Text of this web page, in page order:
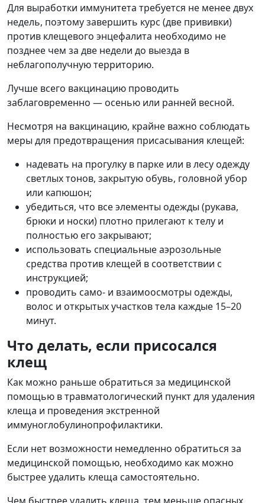
Для выработки иммунитета требуется не менее двух
недель, поэтому завершить курс (две прививки)
против клещевого энцефалита необходимо не
позднее чем за две недели до выезда в
неблагополучную территорию.
Лучше всего вакцинацию проводить
заблаговременно — осенью или ранней весной.
Несмотря на вакцинацию, крайне важно соблюдать
меры для предотвращения присасывания клещей:
надевать на прогулку в парке или в лесу одежду
светлых тонов, закрытую обувь, головной убор
или капюшон;
убедиться, что все элементы одежды (рукава,
брюки и носки) плотно прилегают к телу и
полностью его закрывают;
использовать специальные аэрозольные
средства против клещей в соответствии с
инструкцией;
проводить само- и взаимоосмотры одежды,
волос и открытых участков тела каждые 15–20
минут.
Что делать, если присосался
клещ
Как можно раньше обратиться за медицинской
помощью в травматологический пункт для удаления
клеща и проведения экстренной
иммуноглобулинопрофилактики.
Если нет возможности немедленно обратиться за
медицинской помощью, необходимо как можно
быстрее удалить клеща самостоятельно.